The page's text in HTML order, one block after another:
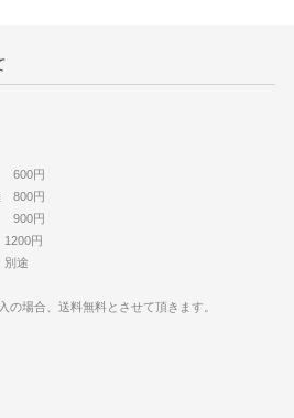
円
800円
円
円
途
の場合、送料無料とさせて頂きます。